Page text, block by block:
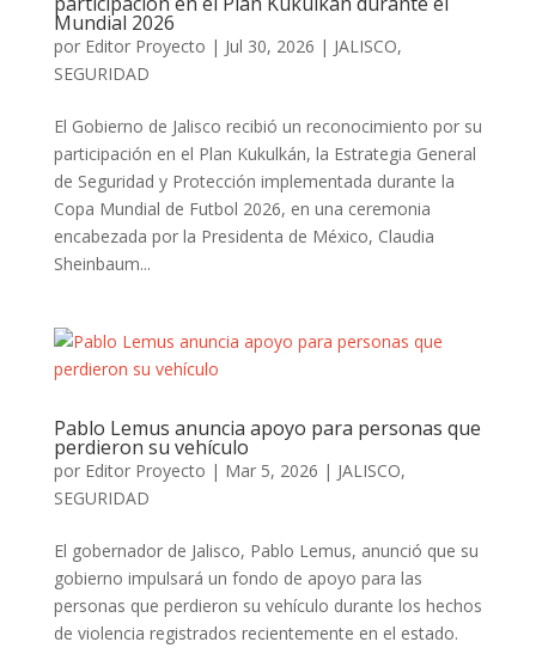
Mundial 2026
por Editor Proyecto | Jul 30, 2026 | JALISCO,
SEGURIDAD
El Gobierno de Jalisco recibió un reconocimiento por su
participación en el Plan Kukulkán, la Estrategia General
de Seguridad y Protección implementada durante la
Copa Mundial de Futbol 2026, en una ceremonia
encabezada por la Presidenta de México, Claudia
Sheinbaum...
Pablo Lemus anuncia apoyo para personas que
perdieron su vehículo
por Editor Proyecto | Mar 5, 2026 | JALISCO,
SEGURIDAD
El gobernador de Jalisco, Pablo Lemus, anunció que su
gobierno impulsará un fondo de apoyo para las
personas que perdieron su vehículo durante los hechos
de violencia registrados recientemente en el estado.